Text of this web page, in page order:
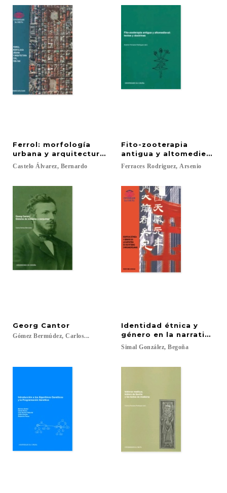
Ferrol: morfología
urbana y arquitectura civil, 1900-1940
Castelo Álvarez, Bernardo
Fito-zooterapia
antigua y altomedieval.
Ferraces Rodriguez, Arsenio
Georg Cantor
Gómez Bermúdez, Carlos...
Identidad étnica y
género en la narrativa
Simal González, Begoña